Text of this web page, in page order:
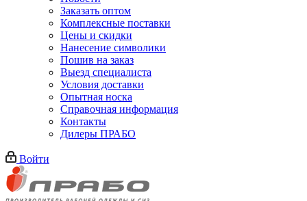
Заказать оптом
Комплексные поставки
Цены и скидки
Нанесение символики
Пошив на заказ
Выезд специалиста
Условия доставки
Опытная носка
Справочная информация
Контакты
Дилеры ПРАБО
Войти